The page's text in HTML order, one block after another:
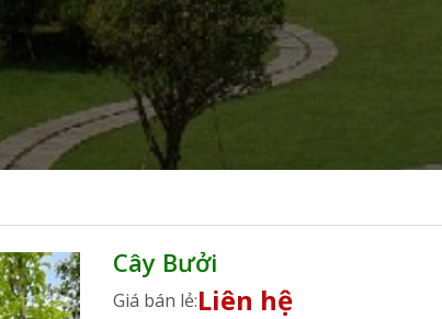
Cây Bưởi
Giá bán lẻ:Liên hệ